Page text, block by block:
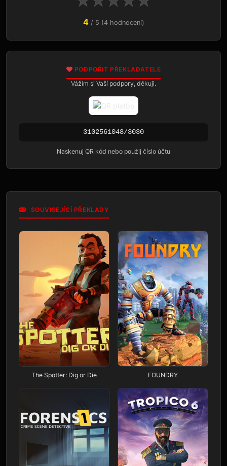
4/ 5 (4 hodnocení)
PODPOŘIT PŘEKLADATELE
Vážím si Vaší podpory, děkuji.
3102561048/3030
Naskenuj QR kód nebo použij číslo účtu
SOUVISEJÍCÍ PŘEKLADY
The Spotter: Dig or Die FOUNDRY